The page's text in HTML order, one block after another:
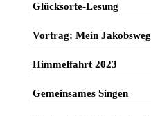
Glücksorte-Lesung
Vortrag: Mein Jakobsweg
Himmelfahrt 2023
Gemeinsames Singen